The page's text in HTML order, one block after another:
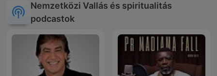
Nemzetközi Vallás és spiritualitás
podcastok